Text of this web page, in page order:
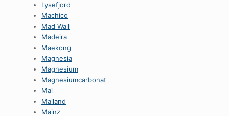
Lysefjord
Machico
Mad Wall
Madeira
Maekong
Magnesia
Magnesium
Magnesiumcarbonat
Mai
Mailand
Mainz